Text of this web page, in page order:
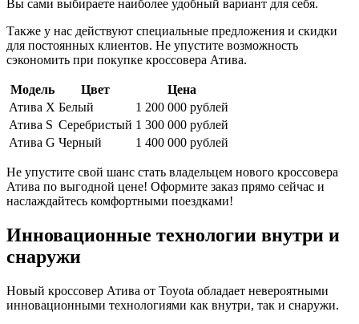
Вы сами выбираете наиболее удобный вариант для себя.
Также у нас действуют специальные предложения и скидки
для постоянных клиентов. Не упустите возможность
сэкономить при покупке кроссовера Атива.
Модель Цвет
Цена
Атива X Белый
1 200 000 рублей
Атива S Серебристый 1 300 000 рублей
Атива G Черный 1 400 000 рублей
Не упустите свой шанс стать владельцем нового кроссовера
Атива по выгодной цене! Оформите заказ прямо сейчас и
наслаждайтесь комфортными поездками!
Инновационные технологии внутри и
снаружи
Новый кроссовер Атива от Toyota обладает невероятными
инновационными технологиями как внутри, так и снаружи.